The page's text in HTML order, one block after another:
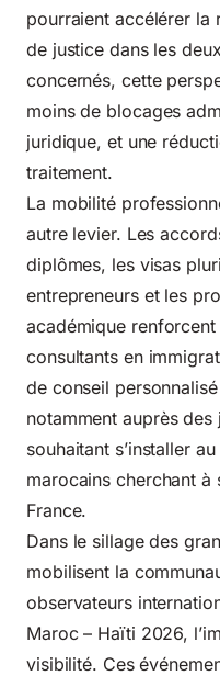
pourraient accélérer la
de justice dans les
concernés, cette
moins de blocages
juridique, et une
traitement.
La mobilité
autre levier. Les
diplômes, les visas
entrepreneurs et les
académique
consultants en
de conseil
notamment auprès
souhaitant s’installer
marocains cherchant
France.
Dans le sillage des
mobilisent la
observateurs
Maroc – Haïti 2026,
visibilité. Ces